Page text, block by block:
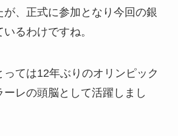
、正式に参加となり今回の銀
るわけですね。
ては12年ぶりのオリンピック
レの頭脳として活躍しまし